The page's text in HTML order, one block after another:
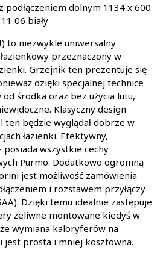
podłączeniem dolnym 1134 x 600
06 biały
to niezwykle uniwersalny
przeznaczony w
Grzejnik ten prezentuje się
dzięki specjalnej technice
środka oraz bez użycia lutu,
Klasyczny design
ten będzie wyglądał dobrze w
łazienki. Efektywny,
posiada wszystkie cechy
Purmo. Dodatkowo ogromną
jest możliwość zamówienia
i rozstawem przyłączy
Dzięki temu idealnie zastępuje
żeliwne montowane kiedyś w
wymiana kaloryferów na
jest prosta i mniej kosztowna.